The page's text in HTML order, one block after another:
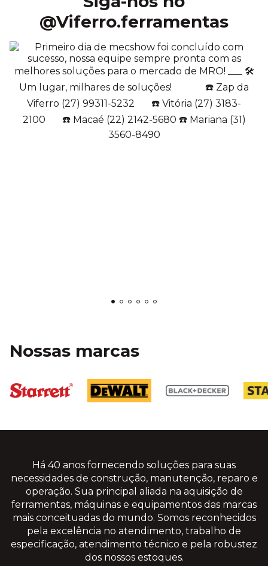
@Viferro.ferramentas
Nossas marcas
Há 40 anos fornecendo soluções para suas
necessidades de construção, manutenção, reparo e
operação. Sua principal aliada na aquisição de
ferramentas, máquinas e equipamentos das marcas
mais conceituadas do mundo. Somos reconhecidos
pela excelência no atendimento, trabalho de
especificação, atendimento técnico e pela robustez
dos nossos estoques.